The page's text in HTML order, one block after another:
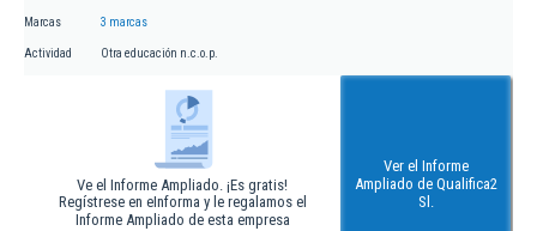
Marcas 3 marcas
Actividad Otra educación n.c.o.p.
Ve el Informe Ampliado. ¡Es gratis!
Regístrese en eInforma y le regalamos el
Informe Ampliado de esta empresa
Ver el Informe
Ampliado de Qualifica2
Sl.